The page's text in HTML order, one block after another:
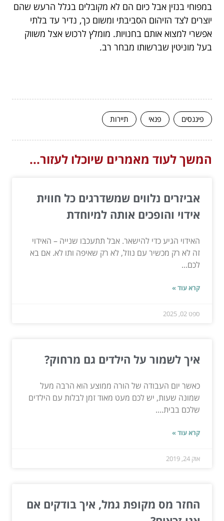
במפוחי בנזין אבל כיום הם לא מקובלים בגלל הרעש שהם
יוצרים לצד הזיהום הסביבתי ומשום כך, נדיר עד בלתי
אפשרי למצוא אותם בחנויות. מומלץ לרכוש אצל משווק
בעל מוניטין שברשותו מבחר רב.
פיננסים פנאי תיירות
המשך לעוד מאמרים שיוכלו לעזור...
אביזרים נלווים שמשדרגים כל חווית
אידוי והופכים אותה למיוחדת
האידוי הגיע כדי להישאר. אבל תתעכבו שנייה – האידוי
זה לא רק מכשיר עם נוזל, לא רק שאיפה ותו לא. אם בא
לכם...
קרא עוד »
ספט 02, 2025
איך לשמור על הילדים גם מרחוק?
כאשר יום העבודה של הורה ממוצע הוא הרבה מעל
שמונה שעות, יש לכם מעט מאוד זמן לבלות עם הילדים
שלכם בבית....
קרא עוד »
אוק 24, 2019
החזר מס מקופת גמל, איך בודקים אם